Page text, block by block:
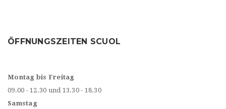
ÖFFNUNGSZEITEN SCUOL
Montag bis Freitag
09.00 - 12.30 und 13.30 - 18.30
Samstag